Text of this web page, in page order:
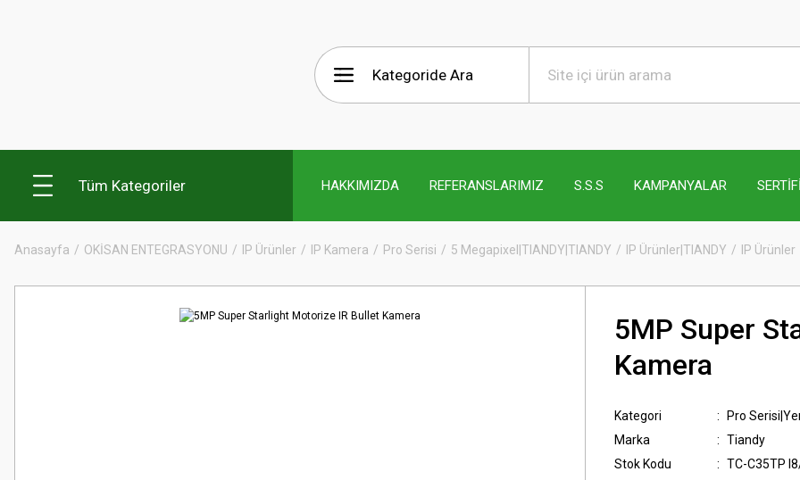
Tüm Kategoriler HAKKIMIZDA REFERANSLARIMIZ S.S.S KAMPANYALAR
Anasayfa OKİSAN ENTEGRASYONU IP Ürünler IP Kamera Pro Serisi 5 Megapixel|TIANDY|TIANDY IP Ürünler|TIANDY IP Ürünler
5MP Super
Kamera
Kategori
Pro
Marka
Tiandy
Stok Kodu
TC-C35TP